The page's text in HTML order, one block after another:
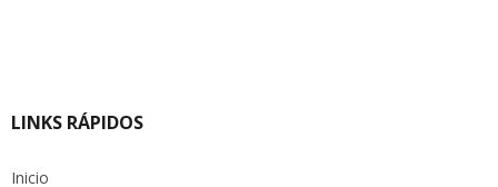
LINKS RÁPIDOS
Inicio